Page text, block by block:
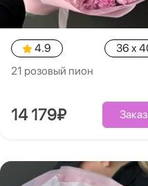
4.9
36 x
21 розовый пион
14 179₽